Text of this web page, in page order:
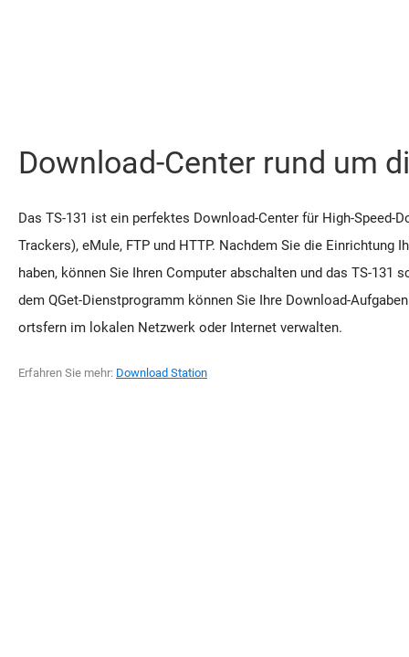
Download-Center rund um
Das TS-131 ist ein perfektes Download-Center für High-Speed-
Trackers), eMule, FTP und HTTP. Nachdem Sie die Einrichtung
haben, können Sie Ihren Computer abschalten und das TS-131
dem QGet-Dienstprogramm können Sie Ihre Download-
ortsfern im lokalen Netzwerk oder Internet verwalten.
Erfahren Sie mehr: Download Station